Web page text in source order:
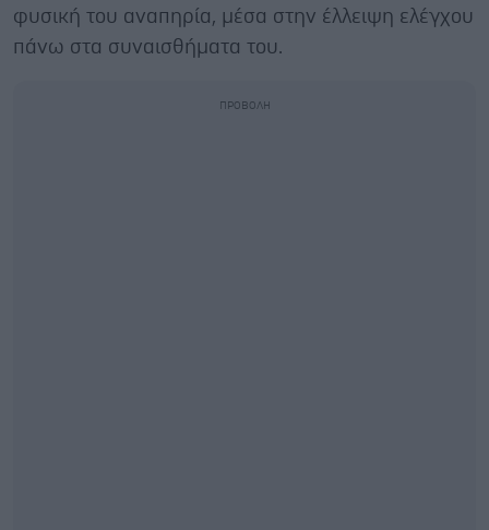
φυσική του αναπηρία, μέσα στην έλλειψη ελέγχου
πάνω στα συναισθήματα του.